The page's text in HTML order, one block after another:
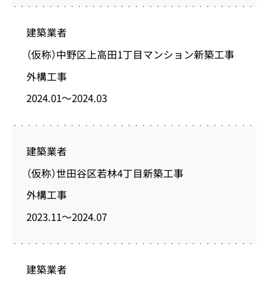
建築業者
（仮称）中野区上高田1丁目マンション新築工事
外構工事
2024.01～2024.03
建築業者
（仮称）世田谷区若林4丁目新築工事
外構工事
2023.11～2024.07
建築業者